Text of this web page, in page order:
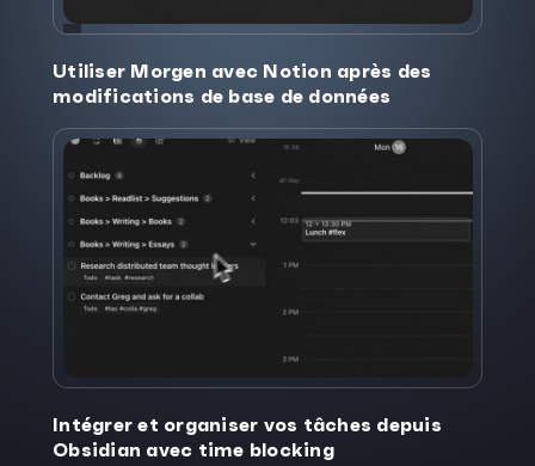
Utiliser Morgen avec Notion après des
modifications de base de données
Intégrer et organiser vos tâches depuis
Obsidian avec time blocking